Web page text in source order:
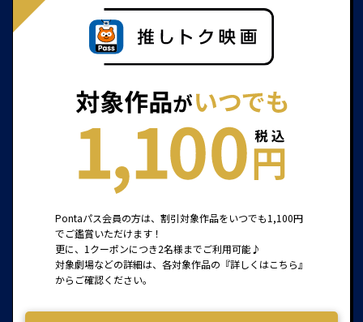
Pontaパス会員の方は、割引対象作品をいつでも1,100円
でご鑑賞いただけます！
更に、1クーポンにつき2名様までご利用可能♪
対象劇場などの詳細は、各対象作品の『詳しくはこちら』
からご確認ください。